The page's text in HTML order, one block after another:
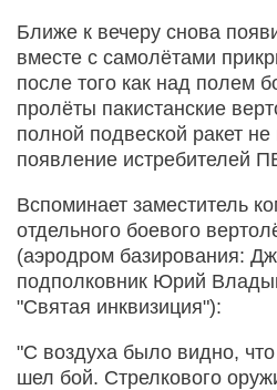
Ближе к вечеру снова
вместе с самолётами
после того как над полем
пролёты пакистанские
полной подвеской ракет
появление истребителей
Вспоминает заместитель
отдельного боевого
(аэродром базирования:
подполковник Юрий
"Святая инквизиция"):
"С воздуха было видно,
шел бой. Стрелкового